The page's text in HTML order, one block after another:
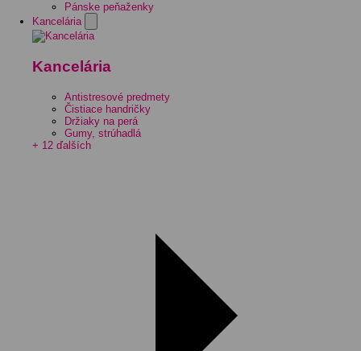
Pánske peňaženky
Kancelária
Kancelária
Antistresové predmety
Čistiace handričky
Držiaky na perá
Gumy, strúhadlá
+ 12 ďalších